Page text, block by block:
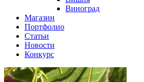
Виноград
Магазин
Портфолио
Статьи
Новости
Конкурс